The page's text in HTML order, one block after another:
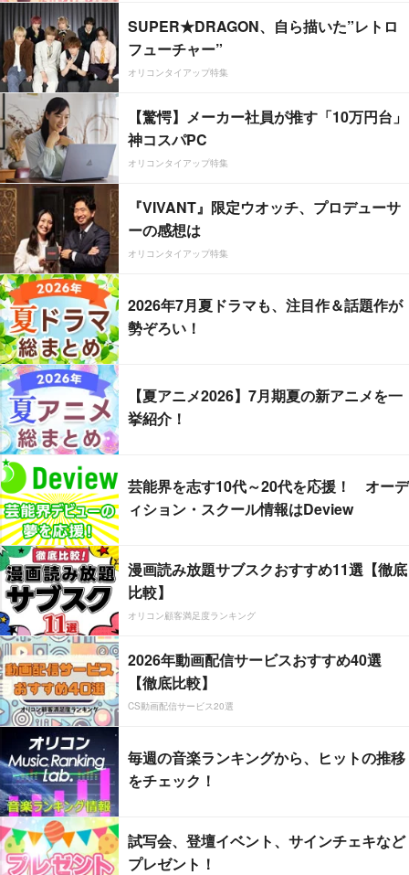
SUPER★DRAGON、自ら描いた”レトロ
フューチャー”
オリコンタイアップ特集
【驚愕】メーカー社員が推す「10万円台」
神コスパPC
オリコンタイアップ特集
『VIVANT』限定ウオッチ、プロデューサ
ーの感想は
オリコンタイアップ特集
2026年7月夏ドラマも、注目作＆話題作が
勢ぞろい！
【夏アニメ2026】7月期夏の新アニメを一
挙紹介！
芸能界を志す10代～20代を応援！ オーデ
ィション・スクール情報はDeview
漫画読み放題サブスクおすすめ11選【徹底
比較】
オリコン顧客満足度ランキング
2026年動画配信サービスおすすめ40選
【徹底比較】
CS動画配信サービス20選
毎週の音楽ランキングから、ヒットの推移
をチェック！
試写会、登壇イベント、サインチェキなど
プレゼント！